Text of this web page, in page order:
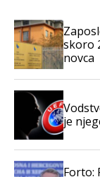
skoro
novca
je
Forto: